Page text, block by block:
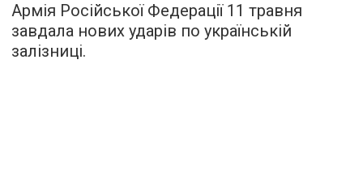
Армія Російської Федерації 11 травня
завдала нових ударів по українській
залізниці.